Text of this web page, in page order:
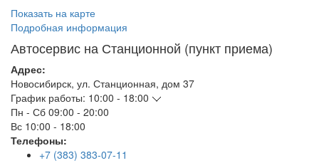
Показать на карте
Подробная информация
Автосервис на Станционной (пункт приема)
Адрес:
Новосибирск, ул. Станционная, дом 37
График работы: 10:00 - 18:00
Пн - Сб 09:00 - 20:00
Вс 10:00 - 18:00
Телефоны:
+7 (383) 383-07-11